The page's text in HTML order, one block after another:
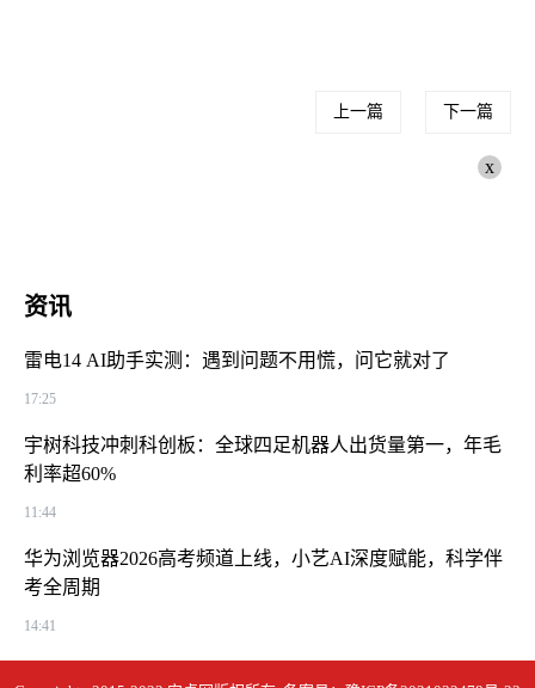
上一篇 下一篇
x
资讯
雷电14 AI助手实测：遇到问题不用慌，问它就对了
17:25
宇树科技冲刺科创板：全球四足机器人出货量第一，年毛
利率超60%
11:44
华为浏览器2026高考频道上线，小艺AI深度赋能，科学伴
考全周期
14:41